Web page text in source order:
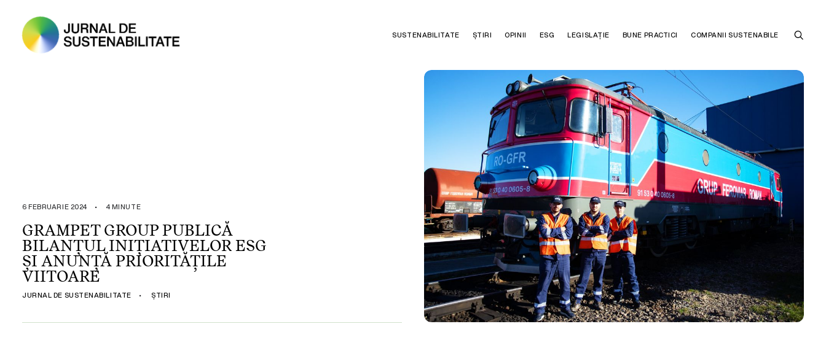
SUSTENABILITATE ȘTIRI OPINII ESG LEGISLAȚIE BUNE PRACTICI COMPANII SUSTENABILE
6 FEBRUARIE 2024 • 4 MINUTE
GRAMPET GROUP PUBLICĂ
BILANȚUL INIȚIATIVELOR ESG
ȘI ANUNȚĂ PRIORITĂȚILE
VIITOARE
JURNAL DE SUSTENABILITATE • ȘTIRI